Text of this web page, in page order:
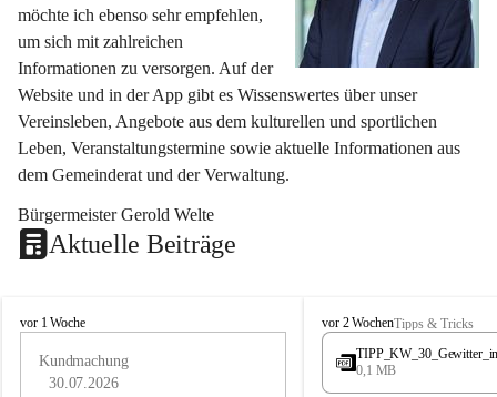
möchte ich ebenso sehr empfehlen,
um sich mit zahlreichen
Informationen zu versorgen. Auf der
Website und in der App gibt es Wissenswertes über unser
Vereinsleben, Angebote aus dem kulturellen und sportlichen
Leben, Veranstaltungstermine sowie aktuelle Informationen aus
dem Gemeinderat und der Verwaltung.
Bürgermeister Gerold Welte
Aktuelle Beiträge
L
vor 1 Woche
Kundmachung
30.07.2026
L
a
e
vor 2 WochenTipps & Tricks
0,1 MB